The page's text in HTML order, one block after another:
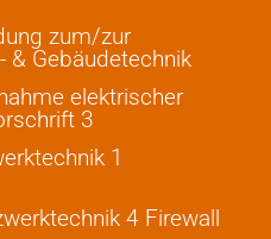
zum/zur
& Gebäudetechnik
elektrischer
3
1
4 Firewall